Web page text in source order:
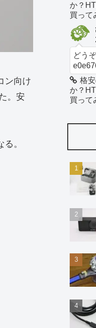
ン向け
。安
。
か？
買って
どう
格
か？
買って